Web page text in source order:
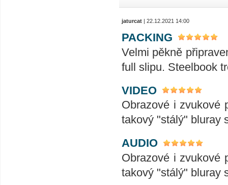
jaturcat | 22.12.2021 14:00
PACKING
Velmi pěkně
full slipu. Steelbook
VIDEO
Obrazové i zvukové
takový "stálý" bluray
AUDIO
Obrazové i zvukové
takový "stálý" bluray